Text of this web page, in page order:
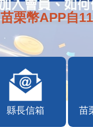
苗栗幣APP自
縣長信箱 苗